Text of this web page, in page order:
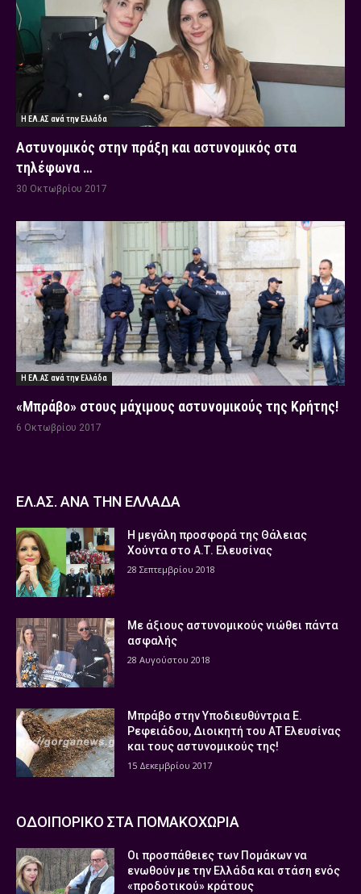
Η ΕΛ.ΑΣ ανά την Ελλάδα
Αστυνομικός στην πράξη και αστυνομικός στα
τηλέφωνα …
30 Οκτωβρίου 2017
Η ΕΛ.ΑΣ ανά την Ελλάδα
«Μπράβο» στους μάχιμους αστυνομικούς της Κρήτης!
6 Οκτωβρίου 2017
ΕΛ.ΑΣ. ΑΝΑ ΤΗΝ ΕΛΛΑΔΑ
Η μεγάλη προσφορά της Θάλειας
Χούντα στο Α.Τ. Ελευσίνας
28 Σεπτεμβρίου 2018
Με άξιους αστυνομικούς νιώθει πάντα
ασφαλής
28 Αυγούστου 2018
Μπράβο στην Υποδιευθύντρια Ε.
Ρεφειάδου, Διοικητή του ΑΤ Ελευσίνας
και τους αστυνομικούς της!
15 Δεκεμβρίου 2017
ΟΔΟΙΠΟΡΙΚΟ ΣΤΑ ΠΟΜΑΚΟΧΩΡΙΑ
Οι προσπάθειες των Πομάκων να
ενωθούν με την Ελλάδα και στάση ενός
«προδοτικού» κράτους